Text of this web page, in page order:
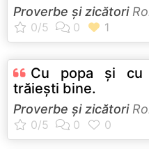
Proverbe și zicători
Cu popa şi cu
trăieşti bine.
Proverbe și zicători